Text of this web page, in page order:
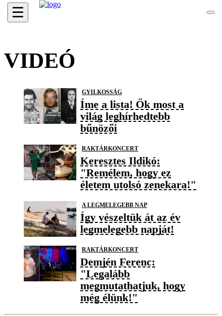
☰
VIDEÓ
GYILKOSSÁG
Íme a lista! Ők most a
világ leghírhedtebb
bűnözői
RAKTÁRKONCERT
Keresztes Ildikó:
"Remélem, hogy ez
életem utolsó zenekara!"
A LEGMELEGEBB NAP
Így vészeltük át az év
legmelegebb napját!
RAKTÁRKONCERT
Demjén Ferenc:
"Legalább
megmutathatjuk, hogy
még élünk!"